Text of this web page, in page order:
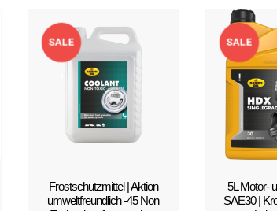
Frostschutzmittel | Aktion
umweltfreundlich -45 Non
SALE
5L Motor-
SAE30 |
SALE
!